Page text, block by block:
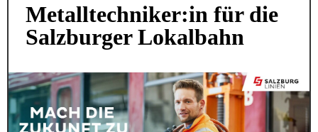
Praktikum
Metalltechniker:in für die
Salzburger Lokalbahn